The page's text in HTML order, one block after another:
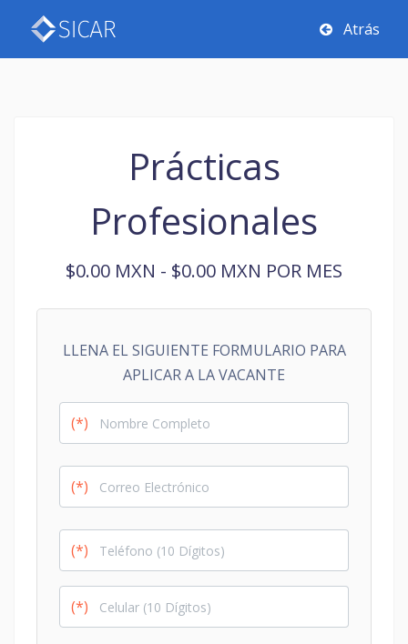
Atrás
Prácticas
Profesionales
$0.00 MXN - $0.00 MXN POR MES
LLENA EL SIGUIENTE FORMULARIO PARA
APLICAR A LA VACANTE
(*)
(*)
(*)
(*)